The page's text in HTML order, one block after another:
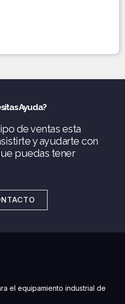
Ayuda?
de ventas esta
y ayudarte con
puedas tener
el equipamiento industrial de